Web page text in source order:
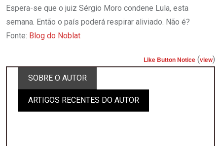
Espera-se que o juiz Sérgio Moro condene Lula, esta
semana. Então o país poderá respirar aliviado. Não é?
Fonte: Blog do Noblat
Like Button Notice (view)
SOBRE O AUTOR
ARTIGOS RECENTES DO AUTOR